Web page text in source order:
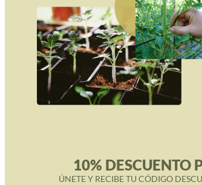
10% DESCUENTO
ÚNETE Y RECIBE TU CÓDIGO